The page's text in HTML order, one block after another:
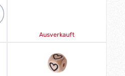
Ausverkauft